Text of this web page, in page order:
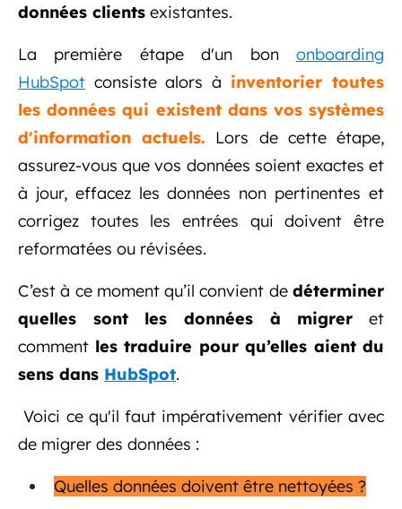
données clients existantes.
La première étape d'un bon onboarding
HubSpot consiste alors à inventorier toutes
les données qui existent dans vos systèmes
d'information actuels. Lors de cette étape,
assurez-vous que vos données soient exactes et
à jour, effacez les données non pertinentes et
corrigez toutes les entrées qui doivent être
reformatées ou révisées.
C’est à ce moment qu’il convient de déterminer
quelles sont les données à migrer et
comment les traduire pour qu’elles aient du
sens dans HubSpot.
Voici ce qu'il faut impérativement vérifier avec
de migrer des données :
Quelles données doivent être nettoyées ?